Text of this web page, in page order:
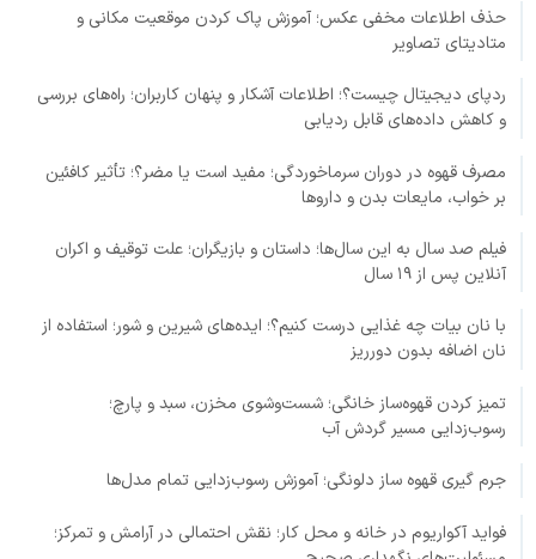
حذف اطلاعات مخفی عکس؛ آموزش پاک کردن موقعیت مکانی و
متادیتای تصاویر
ردپای دیجیتال چیست؟؛ اطلاعات آشکار و پنهان کاربران؛ راه‌های بررسی
و کاهش داده‌های قابل ردیابی
مصرف قهوه در دوران سرماخوردگی؛ مفید است یا مضر؟؛ تأثیر کافئین
بر خواب، مایعات بدن و داروها
فیلم صد سال به این سال‌ها؛ داستان و بازیگران؛ علت توقیف و اکران
آنلاین پس از ۱۹ سال
با نان بیات چه غذایی درست کنیم؟؛ ایده‌های شیرین و شور؛ استفاده از
نان اضافه بدون دورریز
تمیز کردن قهوه‌ساز خانگی؛ شست‌وشوی مخزن، سبد و پارچ؛
رسوب‌زدایی مسیر گردش آب
جرم گیری قهوه ساز دلونگی؛ آموزش رسوب‌زدایی تمام مدل‌ها
فواید آکواریوم در خانه و محل کار؛ نقش احتمالی در آرامش و تمرکز؛